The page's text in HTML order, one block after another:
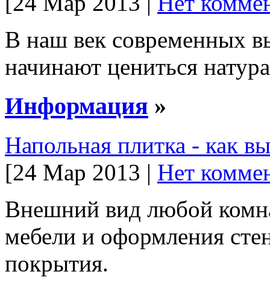
В наш век современных
начинают цениться
Информация »
Напольная плитка - как
[24 Мар 2013 | Нет
Внешний вид любой
мебели и оформления
покрытия.